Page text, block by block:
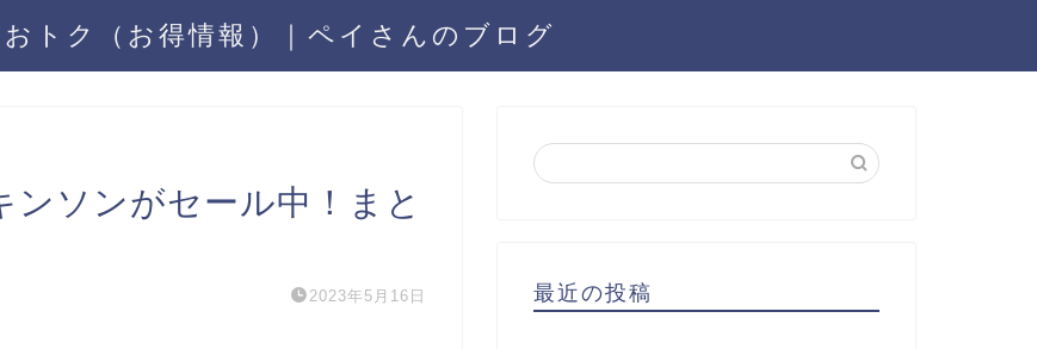
トク（お得情報）｜ペイさんのブログ
ソンがセール中！まと
2023年5月16日 最近の投稿